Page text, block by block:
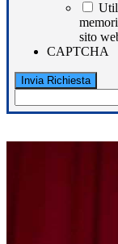
sito
CAPTCHA